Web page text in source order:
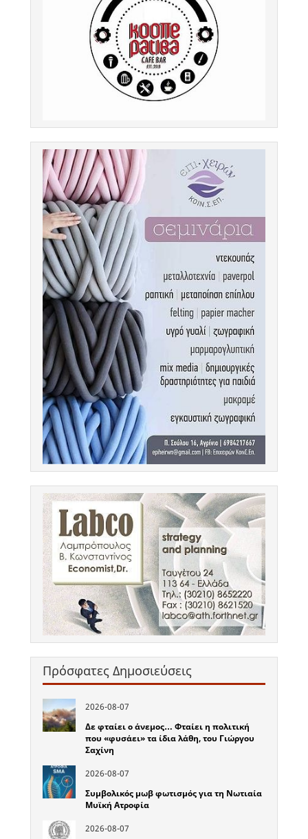
Πρόσφατες Δημοσιεύσεις
2026-08-07
Δε φταίει ο άνεμος… Φταίει η πολιτική
που «φυσάει» τα ίδια λάθη, του Γιώργου
Σαχίνη
2026-08-07
Συμβολικός μωβ φωτισμός για τη Νωτιαία
Μυϊκή Ατροφία
2026-08-07